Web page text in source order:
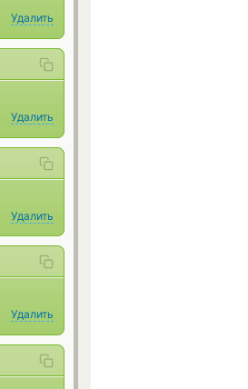
Удалить
Удалить
Удалить
Удалить